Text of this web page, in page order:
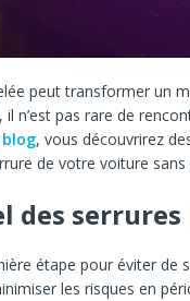
peut transformer un
il n’est pas rare de
blog, vous découvrirez
de votre voiture sans
des serrures
étape pour éviter de
les risques en